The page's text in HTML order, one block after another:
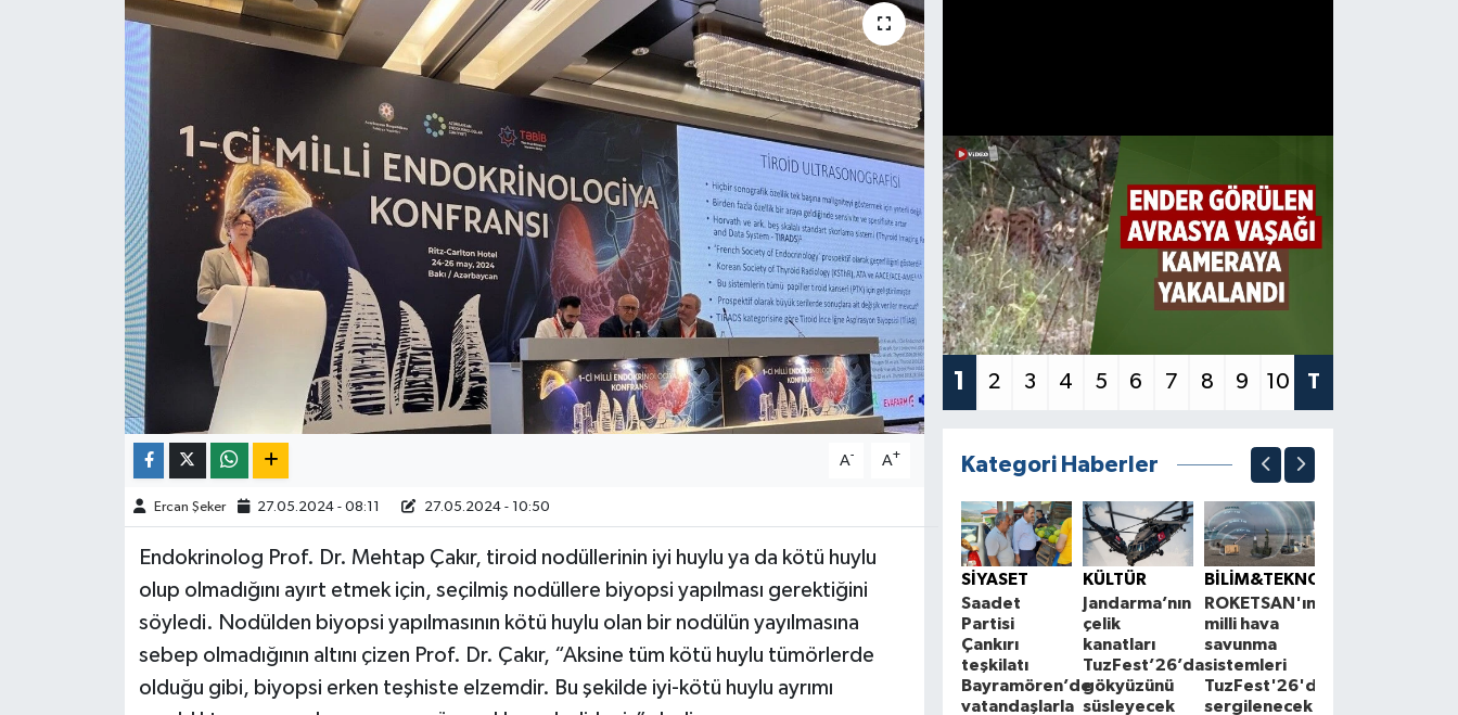
A- A+
Ercan Şeker 27.05.2024 - 08:11 27.05.2024 - 10:50
Endokrinolog Prof. Dr. Mehtap Çakır, tiroid nodüllerinin iyi huylu ya da kötü huylu
olup olmadığını ayırt etmek için, seçilmiş nodüllere biyopsi yapılması gerektiğini
söyledi. Nodülden biyopsi yapılmasının kötü huylu olan bir nodülün yayılmasına
sebep olmadığının altını çizen Prof. Dr. Çakır, “Aksine tüm kötü huylu tümörlerde
olduğu gibi, biyopsi erken teşhiste elzemdir. Bu şekilde iyi-kötü huylu ayrımı
1 2 3 4 5 6 7 8 9 10 T
Kategori Haberler
SİYASET
Saadet
Partisi
Çankırı
teşkilatı
Bayramören’de
vatandaşlarla
KÜLTÜR
Jandarma’nın
çelik
kanatları
TuzFest’26’da
gökyüzünü
süsleyecek
BİLİM&TEKNOLOJİ
ROKETSAN'ın
milli hava
savunma
sistemleri
TuzFest'26'da
sergilenecek
İLÇELER
RESMİ İLANLAR
KÜLTÜR
TURİZM
MAGAZİN
BİLİM&TEKNOLOJİ